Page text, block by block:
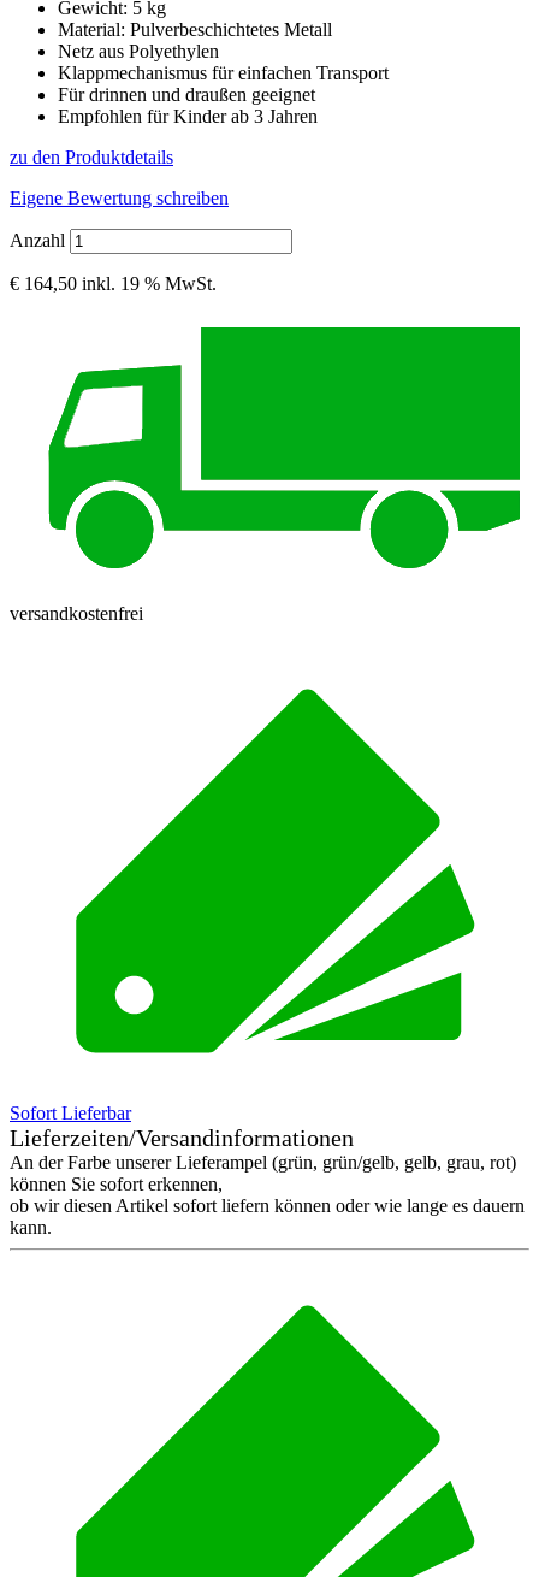
Gewicht: 5 kg
Material: Pulverbeschichtetes Metall
Netz aus Polyethylen
Klappmechanismus für einfachen Transport
Für drinnen und draußen geeignet
Empfohlen für Kinder ab 3 Jahren
zu den Produktdetails
Eigene Bewertung schreiben
Anzahl
€ 164,50 inkl. 19 % MwSt.
versandkostenfrei
Sofort Lieferbar
Lieferzeiten/Versandinformationen
An der Farbe unserer Lieferampel (grün, grün/gelb, gelb, grau, rot)
können Sie sofort erkennen,
ob wir diesen Artikel sofort liefern können oder wie lange es dauern
kann.